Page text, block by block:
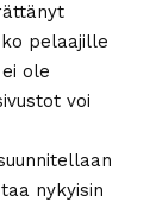
pelaajille
ole
voi
nykyisin